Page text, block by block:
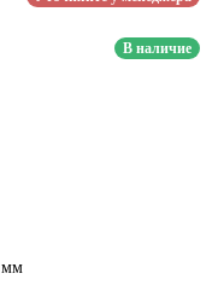
В наличие
мм